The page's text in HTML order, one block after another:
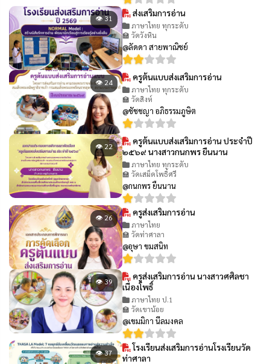
👁 31 ส่งเสริมการอ่าน
ภาษาไทย ทุกระดับ
🏫 วัดวังหิน
@ลัดดา สายพาณิชย์
👁 24 ครูต้นแบบส่งเสริมการอ่าน
ภาษาไทย ทุกระดับ
🏫 วัดสิงห์
@ชัชชญา อภิธรรมภูษิต
👁 22
ครูต้นแบบส่งเสริมการอ่าน ประจำปี
๒๕๖๙ นางสาวกนกพร ยืนนาน
ภาษาไทย ทุกระดับ
🏫 วัดเสม็ดโพธิ์ศรี
@กนกพร ยืนนาน
👁 26 ครูส่งเสริมการอ่าน
ภาษาไทย
🏫 วัดท่าศาลา
@อุษา ขมสนิท
👁 39
ครูส่งเสริมการอ่าน นางสาวศศิลชา
เนื่องโพธิ์
ภาษาไทย ป.1
🏫 วัดเขาน้อย
@เขมมิกา นีลมงคล
👁 37
โรงเรียนส่งเสริมการอ่านโรงเรียนวัด
ท่าศาลา